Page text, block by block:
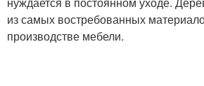
из самых востребованных
производстве мебели.